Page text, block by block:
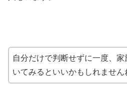
自分だけで判断せずに一度、家
いてみるといいかもしれません